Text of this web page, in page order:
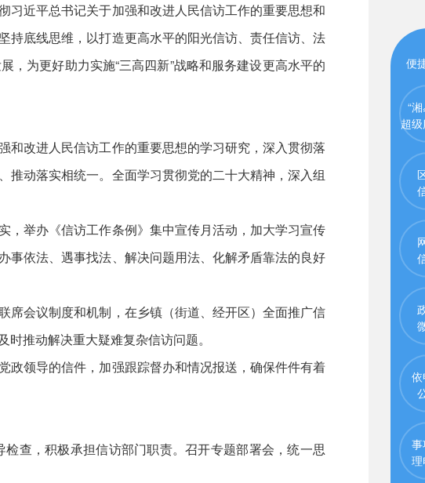
习近平总书记关于加强和改进人民信访工作的重要思想和
持底线思维，以打造更高水平的阳光信访、责任信访、法
为更好助力实施“三高四新”战略和服务建设更高水平的
和改进人民信访工作的重要思想的学习研究，深入贯彻落
动落实相统一。全面学习贯彻党的二十大精神，深入组
，举办《信访工作条例》集中宣传月活动，加大学习宣传
事依法、遇事找法、解决问题用法、化解矛盾靠法的良好
席会议制度和机制，在乡镇（街道、经开区）全面推广信
推动解决重大疑难复杂信访问题。
政领导的信件，加强跟踪督办和情况报送，确保件件有着
查，积极承担信访部门职责。召开专题部署会，统一思
便
“
超